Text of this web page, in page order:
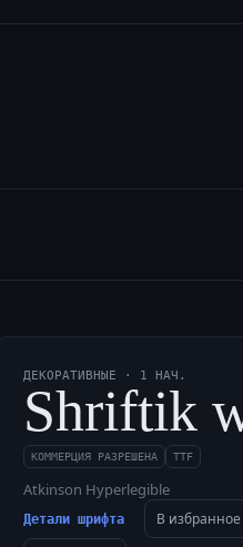
wax
ДЕКОРАТИВНЫЕ · 1 НАЧ.
Shriftik
КОММЕРЦИЯ РАЗРЕШЕНА TTF
Atkinson Hyperlegible
Детали шрифта В избранное